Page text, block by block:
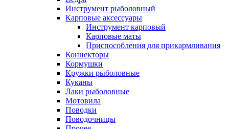
Инструмент рыболовный
Карповые аксессуары
Инструмент карповый
Карповые маты
Приспособления для прикармливания
Коннекторы
Кормушки
Кружки рыболовные
Куканы
Лаки рыболовные
Мотовила
Поводки
Поводочницы